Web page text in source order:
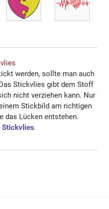
werden, sollte man auch
Stickvlies gibt dem Stoff
nicht verziehen kann. Nur
Stickbild am richtigen
das Lücken entstehen.
Stickvlies.